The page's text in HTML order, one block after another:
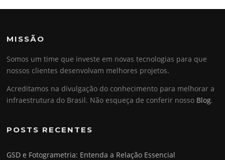
MISSÃO
Somos um time que investe em novas tecnologias para que
nossos clientes desenvolvam melhores projetos.
Acreditamos na divulgação do conhecimento para melhorar a
infraestrutura do Brasil. Não esqueça de conferir nosso Blog.
POSTS RECENTES
GSD e Fotogrametria: Entenda a Relação Essencial